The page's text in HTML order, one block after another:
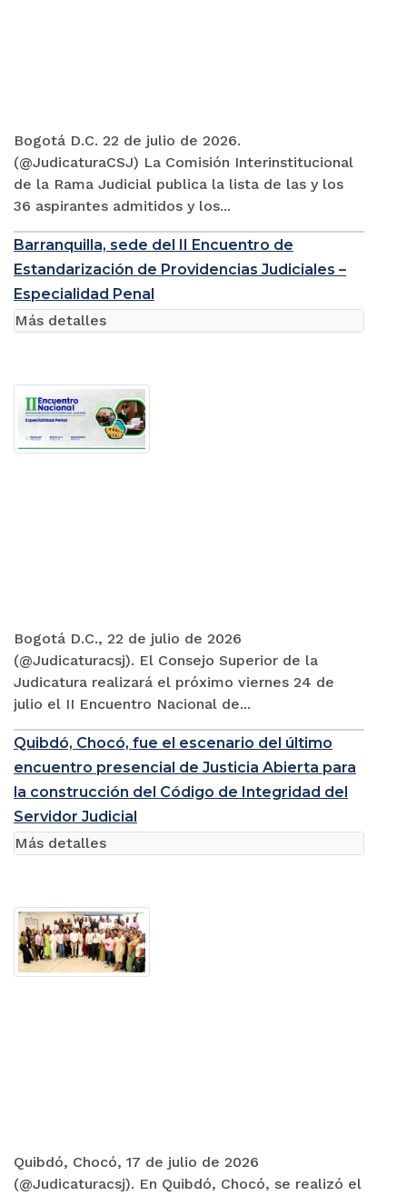
Bogotá D.C. 22 de julio de 2026.
(@JudicaturaCSJ) La Comisión Interinstitucional
de la Rama Judicial publica la lista de las y los
36 aspirantes admitidos y los...
Barranquilla, sede del II Encuentro de
Estandarización de Providencias Judiciales –
Especialidad Penal
Bogotá D.C., 22 de julio de 2026
(@Judicaturacsj). El Consejo Superior de la
Judicatura realizará el próximo viernes 24 de
julio el II Encuentro Nacional de...
Más detalles
Quibdó, Chocó, fue el escenario del último
encuentro presencial de Justicia Abierta para
la construcción del Código de Integridad del
Servidor Judicial
Quibdó, Chocó, 17 de julio de 2026
(@Judicaturacsj). En Quibdó, Chocó, se realizó el
Más detalles